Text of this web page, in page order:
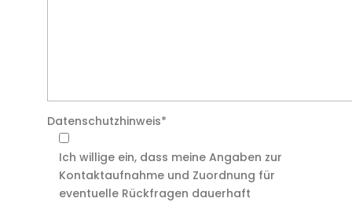
Datenschutzhinweis*
Ich willige ein, dass meine Angaben zur
Kontaktaufnahme und Zuordnung für
eventuelle Rückfragen dauerhaft